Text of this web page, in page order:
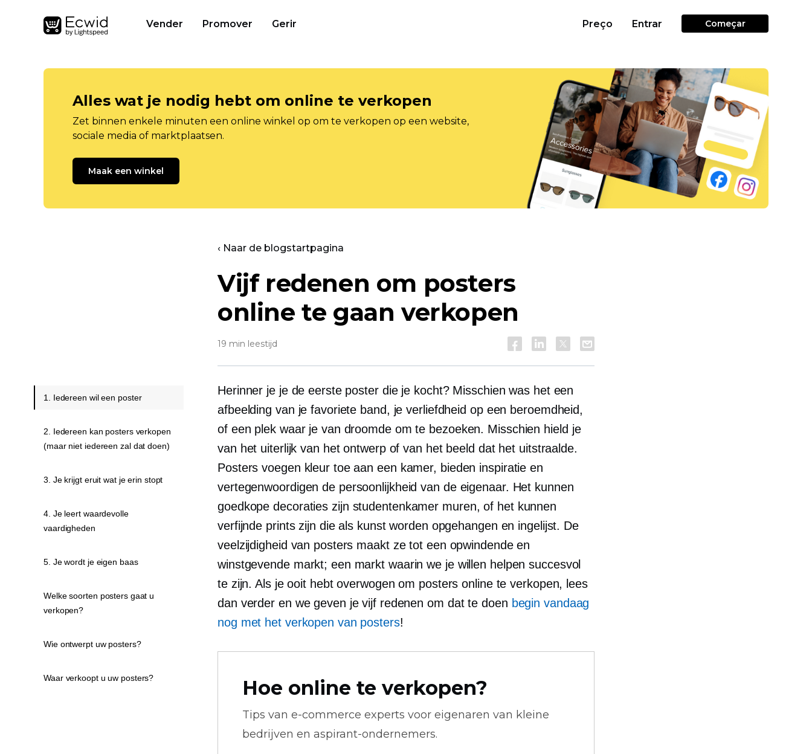
Vender Promover Gerir Preço Entrar Começar
Alles wat je nodig hebt om online te verkopen
Zet binnen enkele minuten een online winkel op om te verkopen op een website,
sociale media of marktplaatsen.
Maak een winkel
‹ Naar de blogstartpagina
Vijf redenen om posters
online te gaan verkopen
19 min leestijd
Herinner je je de eerste poster die je kocht? Misschien was het een
afbeelding van je favoriete band, je verliefdheid op een beroemdheid,
of een plek waar je van droomde om te bezoeken. Misschien hield je
van het uiterlijk van het ontwerp of van het beeld dat het uitstraalde.
Posters voegen kleur toe aan een kamer, bieden inspiratie en
vertegenwoordigen de persoonlijkheid van de eigenaar. Het kunnen
goedkope decoraties zijn studentenkamer muren, of het kunnen
verfijnde prints zijn die als kunst worden opgehangen en ingelijst. De
veelzijdigheid van posters maakt ze tot een opwindende en
winstgevende markt; een markt waarin we je willen helpen succesvol
te zijn. Als je ooit hebt overwogen om posters online te verkopen, lees
dan verder en we geven je vijf redenen om dat te doen begin vandaag
nog met het verkopen van posters!
Hoe online te verkopen?
Tips van e-commerce experts voor eigenaren van kleine
bedrijven en aspirant-ondernemers.
1. Iedereen wil een poster
2. Iedereen kan posters verkopen
(maar niet iedereen zal dat doen)
3. Je krijgt eruit wat je erin stopt
4. Je leert waardevolle
vaardigheden
5. Je wordt je eigen baas
Welke soorten posters gaat u
verkopen?
Wie ontwerpt uw ​​posters?
Waar verkoopt u uw posters?